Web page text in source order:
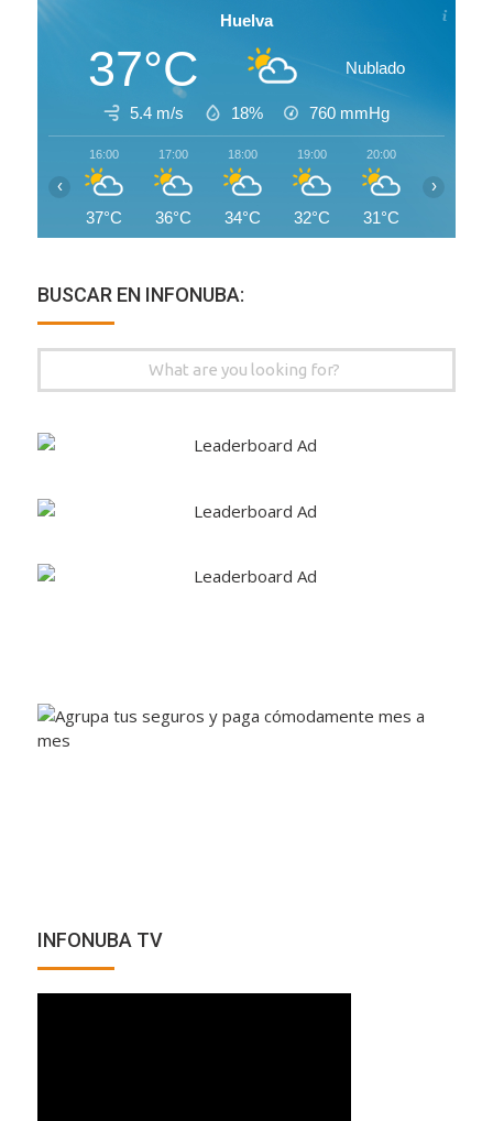
Huelva
37°C Nublado
5.4 m/s 18% 760 mmHg
16:00
37°C
17:00
36°C
18:00
34°C
19:00
32°C
20:00
31°C
‹ ›
BUSCAR EN INFONUBA:
Search
INFONUBA TV